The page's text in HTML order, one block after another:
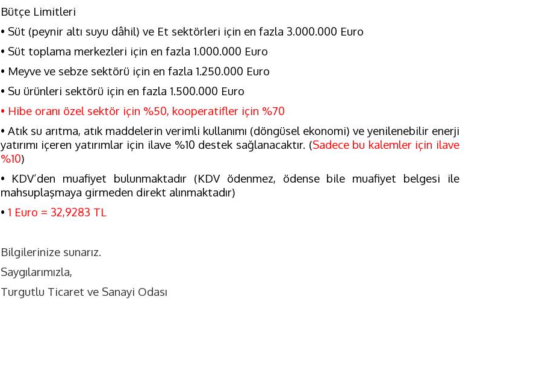
Bütçe Limitleri
• Süt (peynir altı suyu dâhil) ve Et sektörleri için en fazla 3.000.000 Euro
• Süt toplama merkezleri için en fazla 1.000.000 Euro
• Meyve ve sebze sektörü için en fazla 1.250.000 Euro
• Su ürünleri sektörü için en fazla 1.500.000 Euro
• Hibe oranı özel sektör için %50, kooperatifler için %70
• Atık su arıtma, atık maddelerin verimli kullanımı (döngüsel ekonomi) ve yenilenebilir enerji
yatırımı içeren yatırımlar için ilave %10 destek sağlanacaktır. (Sadece bu kalemler için ilave
%10)
• KDV’den muafiyet bulunmaktadır (KDV ödenmez, ödense bile muafiyet belgesi ile
mahsuplaşmaya girmeden direkt alınmaktadır)
• 1 Euro = 32,9283 TL
Bilgilerinize sunarız.
Saygılarımızla,
Turgutlu Ticaret ve Sanayi Odası